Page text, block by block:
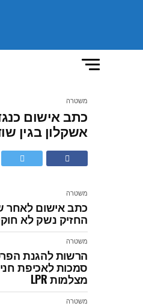
משטרה
כתב אישום
אשקלון בגין
משטרה
כתב אישום לאחר
החזיק נשק לא
משטרה
הרשות להגנת
סמכות לאכיפת
מצלמות LPR
משטרה